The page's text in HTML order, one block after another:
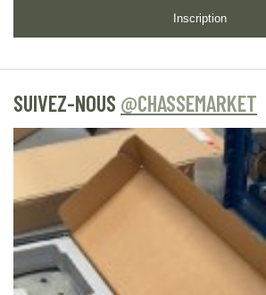
Inscription
SUIVEZ-NOUS @CHASSEMARKET